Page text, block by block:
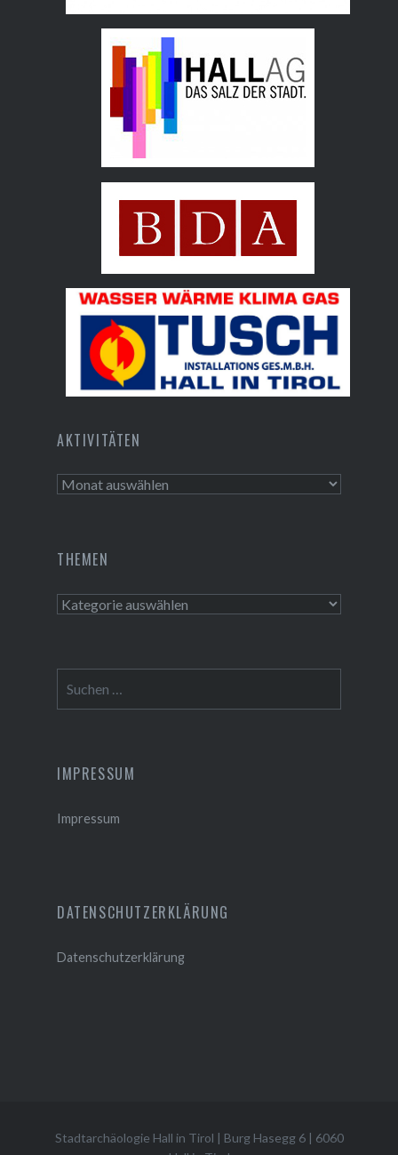
Bundesdenkmalamt
AKTIVITÄTEN
Aktivitäten
THEMEN
Themen
nach:
IMPRESSUM
Impressum
DATENSCHUTZERKLÄRUNG
Datenschutzerklärung
Stadtarchäologie Hall in Tirol | Burg Hasegg 6 | 6060